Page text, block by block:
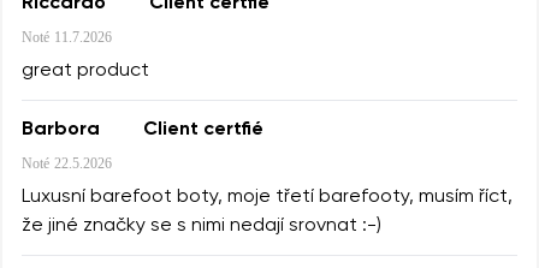
Noté 11.7.2026
great product
Barbora Client certfié
Noté 22.5.2026
Luxusní barefoot boty, moje třetí barefooty, musím říct,
že jiné značky se s nimi nedají srovnat :-)